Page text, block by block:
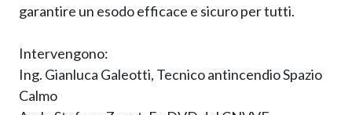
garantire un esodo efficace e sicuro per tutti.
Intervengono:
Ing. Gianluca Galeotti, Tecnico antincendio Spazio
Calmo